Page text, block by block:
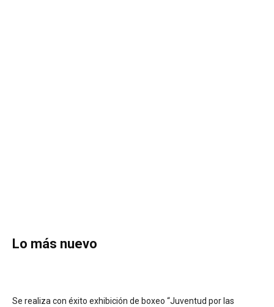
Lo más nuevo
Se realiza con éxito exhibición de boxeo “Juventud por las